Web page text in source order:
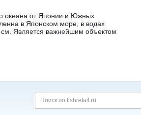
океана от Японии и Южных
в Японском море, в водах
см. Является важнейшим объектом